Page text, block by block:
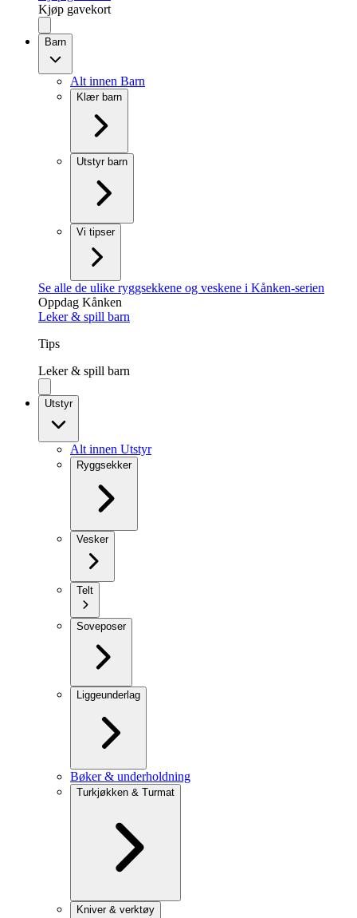
Kjøp gavekort
Barn
Alt innen Barn
Klær barn
Utstyr barn
Vi tipser
Se alle de ulike ryggsekkene og veskene i Kånken-serien
Oppdag Kånken
Leker & spill barn
Tips
Leker & spill barn
Utstyr
Alt innen Utstyr
Ryggsekker
Vesker
Telt
Soveposer
Liggeunderlag
Bøker & underholdning
Turkjøkken & Turmat
Kniver & verktøy